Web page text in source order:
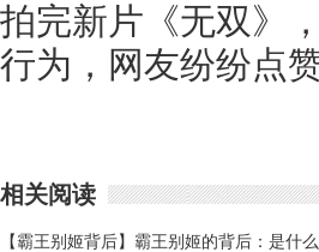
拍完新片《无双》
行为，网友纷纷点赞
相关阅读
【霸王别姬背后】霸王别姬的背后：是什